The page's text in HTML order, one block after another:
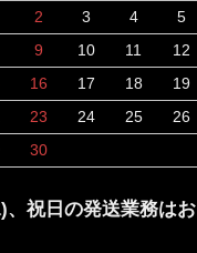
2 3 4
5
9 10 11
12
16 17 18
19
23 24 25
26
30
、祝日の発送業務はお